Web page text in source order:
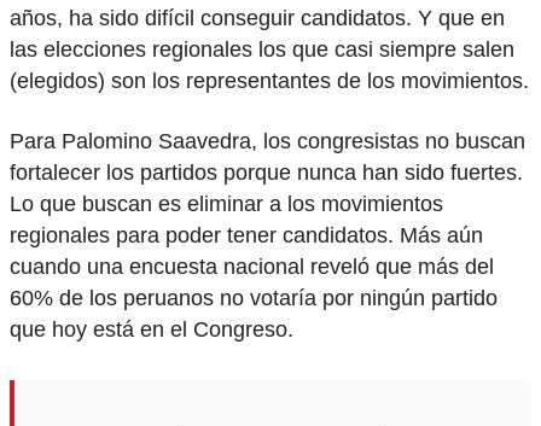
años, ha sido difícil conseguir candidatos. Y que en
las elecciones regionales los que casi siempre salen
(elegidos) son los representantes de los movimientos.
Para Palomino Saavedra, los congresistas no buscan
fortalecer los partidos porque nunca han sido fuertes.
Lo que buscan es eliminar a los movimientos
regionales para poder tener candidatos. Más aún
cuando una encuesta nacional reveló que más del
60% de los peruanos no votaría por ningún partido
que hoy está en el Congreso.